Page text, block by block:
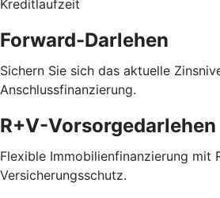
Kreditlaufzeit
Forward-Darlehen
Sichern Sie sich das aktuelle
Anschlussfinanzierung.
R+V-Vorsorgedarlehen
Flexible Immobilienfinanzierung mit
Versicherungsschutz.